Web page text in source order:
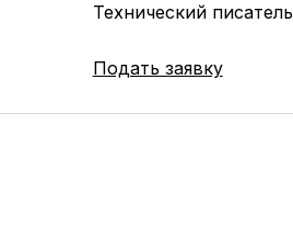
Технический писатель
Подать заявку